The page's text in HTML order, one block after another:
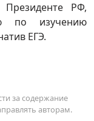
РФ,
по изучению
ЕГЭ.
за содержание
авторам.